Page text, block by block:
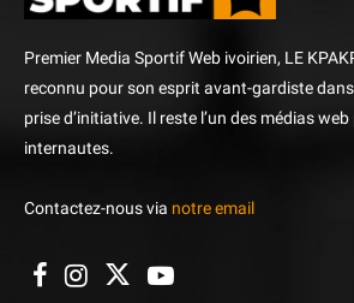
Premier Media Sportif Web ivoirien, LE
reconnu pour son esprit avant-gardiste
prise d’initiative. Il reste l’un des médias
internautes.
Contactez-nous via notre email